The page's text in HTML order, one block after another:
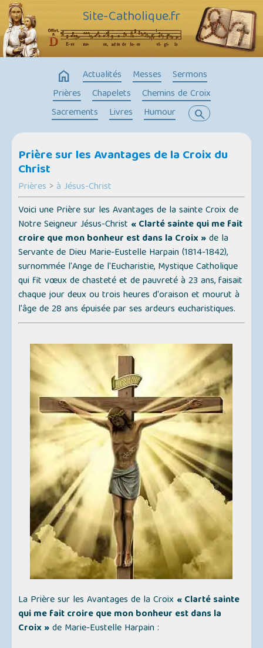
Site-Catholique.fr
home Actualités Messes
Sermons
Prières
Chapelets
Chemins de Croix
Sacrements
Livres Humour search
Prière sur les Avantages de la Croix du
Christ
Prières > à Jésus-Christ
Voici une Prière sur les Avantages de la sainte Croix de
Notre Seigneur Jésus-Christ « Clarté sainte qui me fait
croire que mon bonheur est dans la Croix »de la
Servante de Dieu Marie-Eustelle Harpain (1814-1842),
surnommée l'Ange de l'Eucharistie, Mystique Catholique
qui fit vœux de chasteté et de pauvreté à 23 ans, faisait
chaque jour deux ou trois heures d'oraison et mourut à
l'âge de 28 ans épuisée par ses ardeurs eucharistiques.
La Prière sur les Avantages de la Croix « Clarté sainte
qui me fait croire que mon bonheur est dans la
Croix »de Marie-Eustelle Harpain :